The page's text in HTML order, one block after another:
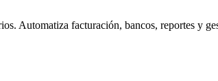
Automatiza facturación, bancos, reportes y